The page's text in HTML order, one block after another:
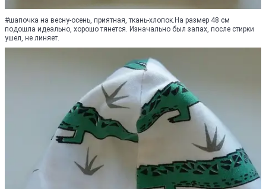
#шапочка на весну-осень, приятная, ткань-хлопок.На размер 48 см
подошла идеально, хорошо тянется. Изначально был запах, после стирки
ушел, не линяет.